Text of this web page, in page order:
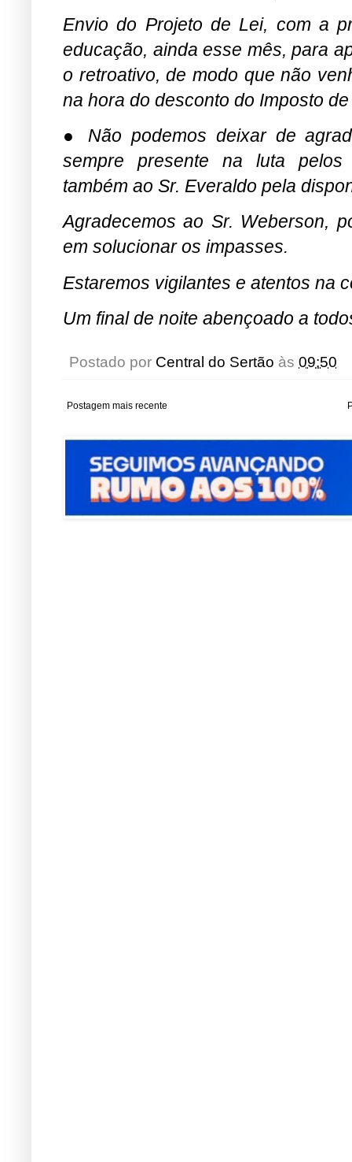
Envio do Projeto de Lei, com a
educação, ainda esse mês, para
o retroativo, de modo que não
na hora do desconto do Imposto
● Não podemos deixar de
sempre presente na luta pelos
também ao Sr. Everaldo pela
Agradecemos ao Sr. Weberson,
em solucionar os impasses.
Estaremos vigilantes e atentos na
Um final de noite abençoado a
Postado por Central do Sertão às 09:50
Postagem mais recente